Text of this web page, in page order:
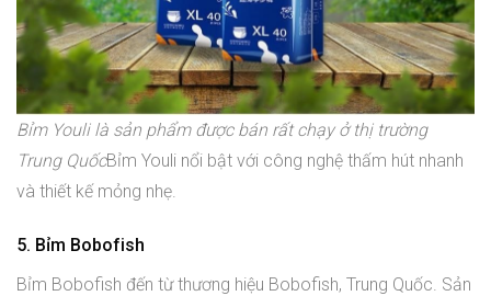
Bỉm Youli là sản phẩm được bán rất chạy ở thị trường
Trung QuốcBỉm Youli nổi bật với công nghệ thấm hút nhanh
và thiết kế mỏng nhẹ.
5. Bỉm Bobofish
Bỉm Bobofish đến từ thương hiệu Bobofish, Trung Quốc. Sản